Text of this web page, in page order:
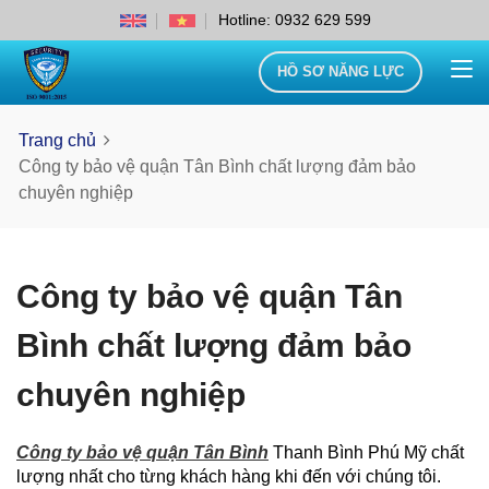
Hotline: 0932 629 599
HỒ SƠ NĂNG LỰC
Trang chủ
Công ty bảo vệ quận Tân Bình chất lượng đảm bảo
chuyên nghiệp
Công ty bảo vệ quận Tân
Bình chất lượng đảm bảo
chuyên nghiệp
Công ty bảo vệ quận Tân Bình Thanh Bình Phú Mỹ chất
lượng nhất cho từng khách hàng khi đến với chúng tôi.